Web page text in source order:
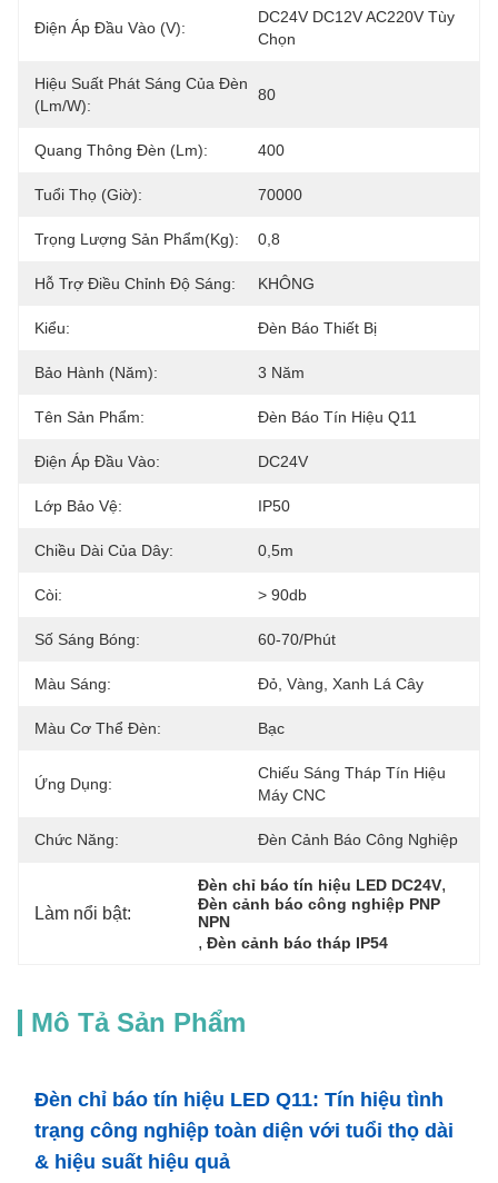
Điện Áp Đầu Vào (V):
DC24V DC12V AC220V Tùy
Chọn
Hiệu Suất Phát Sáng Của Đèn
(lm/w):
80
Quang Thông Đèn (lm): 400
Tuổi Thọ (giờ): 70000
Trọng Lượng Sản Phẩm(kg): 0,8
Hỗ Trợ Điều Chỉnh Độ Sáng: KHÔNG
Kiểu: Đèn Báo Thiết Bị
Bảo Hành (Năm): 3 Năm
Tên Sản Phẩm: Đèn Báo Tín Hiệu Q11
Điện Áp Đầu Vào: DC24V
Lớp Bảo Vệ: IP50
Chiều Dài Của Dây: 0,5m
Còi: > 90db
Số Sáng Bóng: 60-70/phút
Màu Sáng: Đỏ, Vàng, Xanh Lá Cây
Màu Cơ Thể Đèn: Bạc
Ứng Dụng:
Chiếu Sáng Tháp Tín Hiệu
Máy CNC
Chức Năng: Đèn Cảnh Báo Công Nghiệp
Làm nổi bật:
Đèn chỉ báo tín hiệu LED DC24V,
Đèn cảnh báo công nghiệp PNP
NPN
, Đèn cảnh báo tháp IP54
Mô Tả Sản Phẩm
Đèn chỉ báo tín hiệu LED Q11: Tín hiệu tình
trạng công nghiệp toàn diện với tuổi thọ dài
& hiệu suất hiệu quả